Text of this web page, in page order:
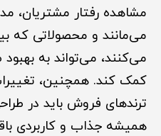
مشاهده رفتار مشتریان،
می‌مانند و محصولاتی که
می‌کنند، می‌تواند به
کمک کند. همچنین،
ترندهای فروش باید در
همیشه جذاب و کاربردی